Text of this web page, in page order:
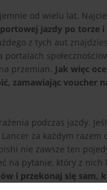
od wielu lat.
jazdy po torze i
z tych aut
przemian. Jak więc
zamawiając voucher
podczas jazdy.
za każdym razem
nie zawsze ten
na pytanie, który z
i przekonaj się sam,